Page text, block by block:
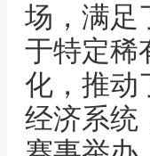
场，满足
于特定稀
化，推动
经济系统